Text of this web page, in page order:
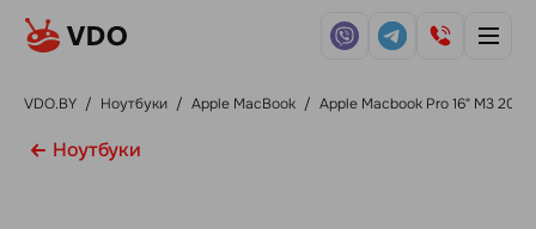
VDO.BY / Ноутбуки / Apple MacBook / Apple Macbook Pro 16" M3 2023
Ноутбуки